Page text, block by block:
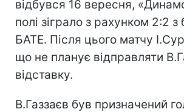
відбувся 16 вересня,
полі зіграло з рахунком 2:2 з
БАТЕ. Після цього матчу
що не планує відправляти
відставку.
В.Газзаєв був призначений